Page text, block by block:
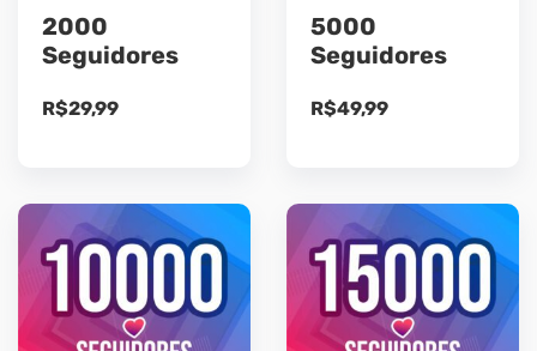
2000
Seguidores
R$29,99
5000
Seguidores
R$49,99